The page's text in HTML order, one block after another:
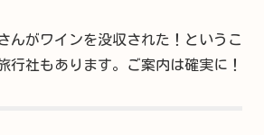
んがワインを没収された！というこ
行社もあります。ご案内は確実に！